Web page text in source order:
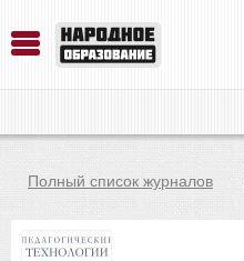
Полный список журналов